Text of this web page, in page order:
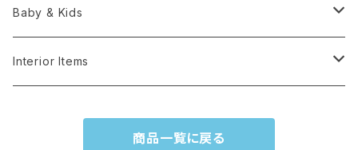
Hats
Accesories
Baby & Kids
Hats
Interior Items
商品一覧に戻る